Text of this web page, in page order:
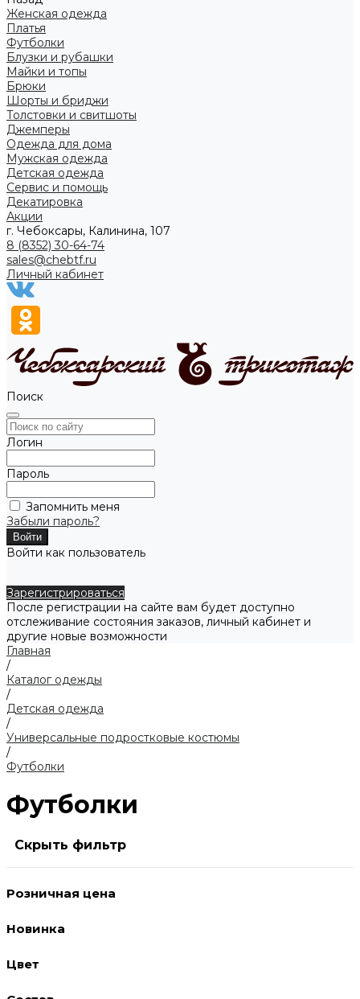
Женская одежда
Платья
Футболки
Блузки и рубашки
Майки и топы
Брюки
Шорты и бриджи
Толстовки и свитшоты
Джемперы
Одежда для дома
Мужская одежда
Детская одежда
Сервис и помощь
Декатировка
Акции
г. Чебоксары, Калинина, 107
8 (8352) 30-64-74
sales@chebtf.ru
Личный кабинет
Поиск
Логин
Пароль
Запомнить меня
Забыли пароль?
Войти как пользователь
Зарегистрироваться
После регистрации на сайте вам будет доступно
отслеживание состояния заказов, личный кабинет и
другие новые возможности
Главная
/
Каталог одежды
/
Детская одежда
/
Универсальные подростковые костюмы
/
Футболки
Футболки
Скрыть фильтр
Розничная цена
Новинка
Цвет